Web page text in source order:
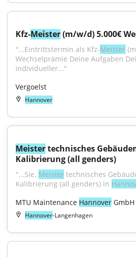
Kfz-Meister (m/w/d) 5.000€
"...Eintrittstermin als Kfz-Meister
Wechselprämie Deine Aufgaben
individueller..."
Vergoelst
Hannover
Meister technisches
Kalibrierung (all genders)
"...Sie. Meister technisches
Kalibrierung (all genders) in
MTU Maintenance Hannover GmbH
Hannover-Langenhagen